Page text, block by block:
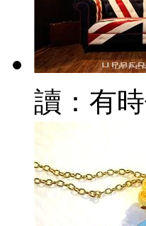
讀：有